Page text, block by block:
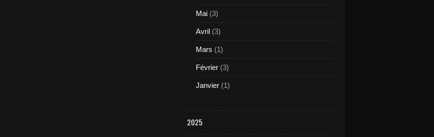
Mai (3)
Avril (3)
Mars (1)
Février (3)
Janvier (1)
2025